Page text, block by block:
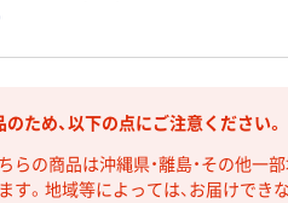
のため、以下の点にご注意ください。
らの商品は沖縄県・離島・その他一
す。地域等によっては、お届けでき